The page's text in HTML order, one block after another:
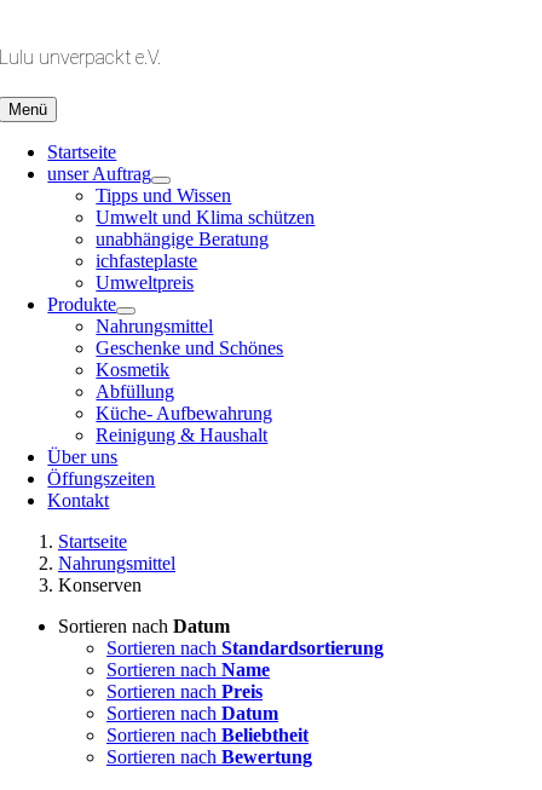
springen
Lulu unverpackt e.V.
Menü
Startseite
unser Auftrag
Tipps und Wissen
Umwelt und Klima schützen
unabhängige Beratung
ichfasteplaste
Umweltpreis
Produkte
Nahrungsmittel
Geschenke und Schönes
Kosmetik
Abfüllung
Küche- Aufbewahrung
Reinigung & Haushalt
Über uns
Öffungszeiten
Kontakt
Startseite
Nahrungsmittel
Konserven
Sortieren nach Datum
Sortieren nach Standardsortierung
Sortieren nach Name
Sortieren nach Preis
Sortieren nach Datum
Sortieren nach Beliebtheit
Sortieren nach Bewertung